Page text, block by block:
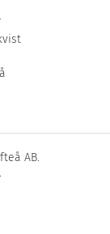
AB.